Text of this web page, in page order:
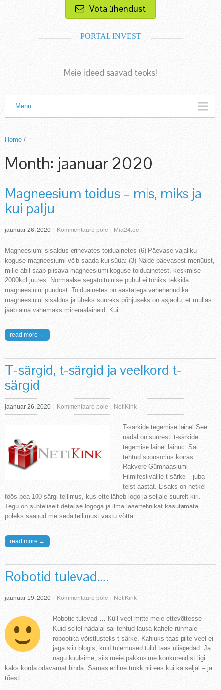
Võta ühendust
PORTAL INVEST
Meie ideed saavad teoks!
Menu...
Home /
Month: jaanuar 2020
Magneesium toidus – mis, miks ja
kui palju
jaanuar 26, 2020 Kommentaare pole Mia24.ee
Magneesiumi sisaldus erinevates toiduainetes (6) Päevase vajaliku
koguse magneesiumi võib saada kui süüa: (3) Näide päevasest menüüst,
mille abil saab piisava magneesiumi koguse toiduainetest, keskmise
2000kcl juures. Normaalse segatoitumise puhul ei tohiks tekkida
magneesiumi puudust. Toiduainetes on aastatega vähenenud ka
magneesiumi sisaldus ja üheks suureks põhjuseks on asjaolu, et mullas
jääb aina vähemaks mineraalaineid. Kui…
read more →
T-särgid, t-särgid ja veelkord t-
särgid
jaanuar 26, 2020 Kommentaare pole NetiKink
T-särkide tegemise lainel See
nädal on suuresti t-särkide
tegemise lainel läinud. Sai
tehtud sponsorlus korras
Rakvere Gümnaasiumi
Filmifestivalile t-särke – juba
teist aastat. Lisaks on hetkel
töös pea 100 särgi tellimus, kus ette läheb logo ja seljale suurelt kiri.
Tegu on suhteliselt detailse logoga ja ilma lasertehnikat kasutamata
poleks saanud me seda tellimust vastu võtta….
read more →
Robotid tulevad….
jaanuar 19, 2020 Kommentaare pole NetiKink
Robotid tulevad … Küll veel mitte meie ettevõttesse
Kuid sellel nädalal sai tehtud lausa kahele rühmale
robootika võistlusteks t-särke. Kahjuks taas pilte veel ei
jaga siin blogis, kuid tulemused tulid taas üliägedad. Ja
nagu kuulsime, siis meie pakkusime konkurendist ligi
kaks korda odavamat hinda. Samas eriline trükk nii ees kui ka seljal – ja
tõesti…